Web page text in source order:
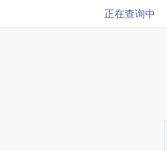
正在查询中